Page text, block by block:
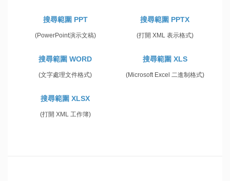
搜尋範圍 PPT
(PowerPoint演示文稿)
搜尋範圍 PPTX
(打開 XML 表示格式)
搜尋範圍 WORD
(文字處理文件格式)
搜尋範圍 XLS
(Microsoft Excel 二進制格式)
搜尋範圍 XLSX
(打開 XML 工作簿)